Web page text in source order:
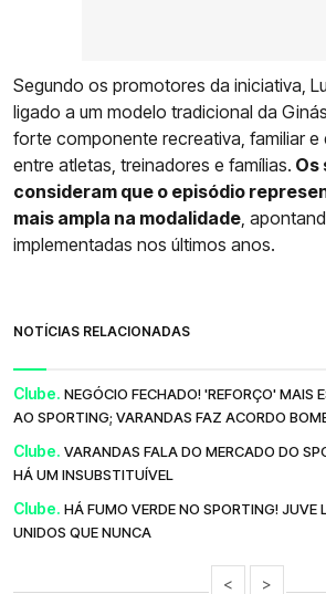
Segundo os promotores da iniciativa,
ligado a um modelo tradicional da
forte componente recreativa, familiar e
entre atletas, treinadores e famílias. Os
consideram que o episódio
mais ampla na modalidade ,
implementadas nos últimos anos.
NOTÍCIAS RELACIONADAS
Clube. NEGÓCIO FECHADO! 'REFORÇO' MAIS
AO SPORTING; VARANDAS FAZ ACORDO
Clube. VARANDAS FALA DO MERCADO DO
HÁ UM INSUBSTITUÍVEL
Clube. HÁ FUMO VERDE NO SPORTING! JUVE
UNIDOS QUE NUNCA
< >